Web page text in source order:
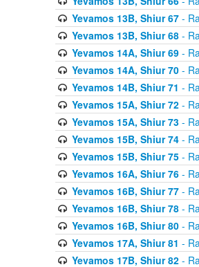
Yevamos 13B, Shiur 67-
Yevamos 13B, Shiur 68-
Yevamos 14A, Shiur 69-
Yevamos 14A, Shiur 70-
Yevamos 14B, Shiur 71 -
Yevamos 15A, Shiur 72-
Yevamos 15A, Shiur 73-
Yevamos 15B, Shiur 74-
Yevamos 15B, Shiur 75-
Yevamos 16A, Shiur 76-
Yevamos 16B, Shiur 77-
Yevamos 16B, Shiur 78-
Yevamos 16B, Shiur 80-
Yevamos 17A, Shiur 81 -
Yevamos 17B, Shiur 82-